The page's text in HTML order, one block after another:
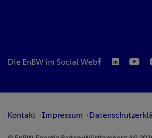
Die EnBW im Social Web
Kontakt Impressum